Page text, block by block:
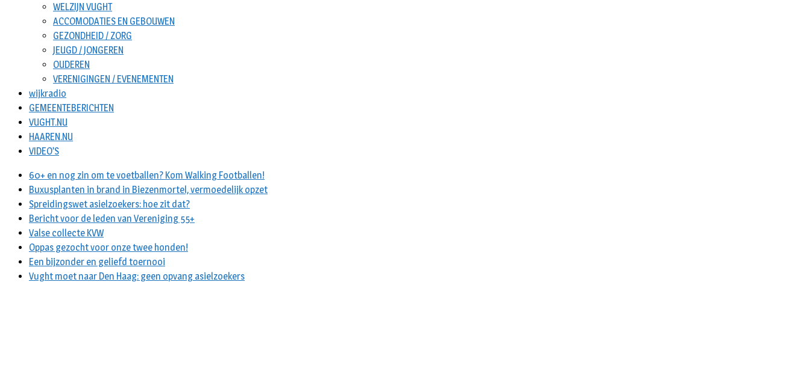
WELZIJN VUGHT
ACCOMODATIES EN GEBOUWEN
GEZONDHEID / ZORG
JEUGD / JONGEREN
OUDEREN
VERENIGINGEN / EVENEMENTEN
wijkradio
GEMEENTEBERICHTEN
VUGHT.NU
HAAREN.NU
VIDEO’S
60+ en nog zin om te voetballen? Kom Walking Footballen!
Buxusplanten in brand in Biezenmortel, vermoedelijk opzet
Spreidingswet asielzoekers: hoe zit dat?
Bericht voor de leden van Vereniging 55+
Valse collecte KVW
Oppas gezocht voor onze twee honden!
Een bijzonder en geliefd toernooi
Vught moet naar Den Haag: geen opvang asielzoekers